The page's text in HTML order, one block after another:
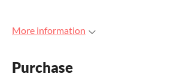
More information
Purchase